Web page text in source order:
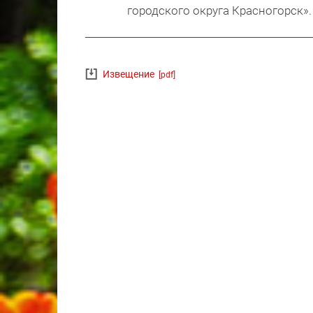
городского округа Красногорск».
Извещение [pdf]